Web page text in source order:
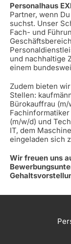
Personalhaus
Partner, wenn
suchst. Unser
Fach- und
und nachhaltige
einem
Zudem bieten
Stellen:
Bürokauffrau
(m/w/d) und
IT, dem
eingeladen sich
Wir freuen uns